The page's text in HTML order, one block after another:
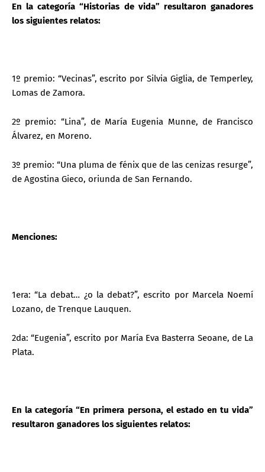
En la categoría “Historias de vida” resultaron ganadores
los siguientes relatos:
1º premio: “Vecinas”, escrito por Silvia Giglia, de Temperley,
Lomas de Zamora.
2º premio: “Lina”, de María Eugenia Munne, de Francisco
Álvarez, en Moreno.
3º premio: “Una pluma de fénix que de las cenizas resurge”,
de Agostina Gieco, oriunda de San Fernando.
Menciones:
1era: “La debat… ¿o la debat?”, escrito por Marcela Noemí
Lozano, de Trenque Lauquen.
2da: “Eugenia”, escrito por María Eva Basterra Seoane, de La
Plata.
En la categoría “En primera persona, el estado en tu vida”
resultaron ganadores los siguientes relatos: